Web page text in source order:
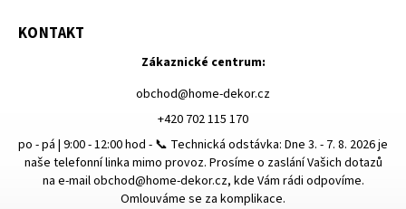
KONTAKT
Zákaznické centrum:
obchod@home-dekor.cz
+420 702 115 170
po - pá | 9:00 - 12:00 hod - 📞 Technická odstávka: Dne 3. - 7. 8. 2026 je
naše telefonní linka mimo provoz. Prosíme o zaslání Vašich dotazů
na e-mail obchod@home-dekor.cz, kde Vám rádi odpovíme.
Omlouváme se za komplikace.